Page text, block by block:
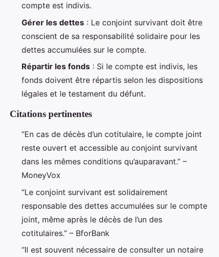
compte est indivis.
Gérer les dettes : Le conjoint survivant doit être
conscient de sa responsabilité solidaire pour les
dettes accumulées sur le compte.
Répartir les fonds : Si le compte est indivis, les
fonds doivent être répartis selon les dispositions
légales et le testament du défunt.
Citations pertinentes
“En cas de décès d’un cotitulaire, le compte joint
reste ouvert et accessible au conjoint survivant
dans les mêmes conditions qu’auparavant.” –
MoneyVox
“Le conjoint survivant est solidairement
responsable des dettes accumulées sur le compte
joint, même après le décès de l’un des
cotitulaires.” – BforBank
“Il est souvent nécessaire de consulter un notaire